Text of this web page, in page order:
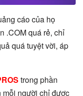
cáo của họ
.COM quá rẻ, chỉ
quá tuyệt vời, áp
trong phần
mỗi người chỉ được